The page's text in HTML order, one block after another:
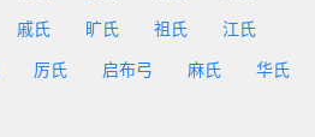
戚氏 旷氏 祖氏 江氏
厉氏 启布弓 麻氏 华氏